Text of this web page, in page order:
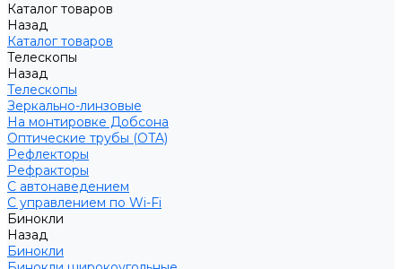
Каталог товаров
Назад
Каталог товаров
Телескопы
Назад
Телескопы
Зеркально-линзовые
На монтировке Добсона
Оптические трубы (OTA)
Рефлекторы
Рефракторы
С автонаведением
С управлением по Wi-Fi
Бинокли
Назад
Бинокли